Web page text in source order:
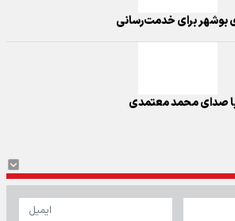
بوشهر برای خدمت‌رسانی
صدای محمد معتمدی